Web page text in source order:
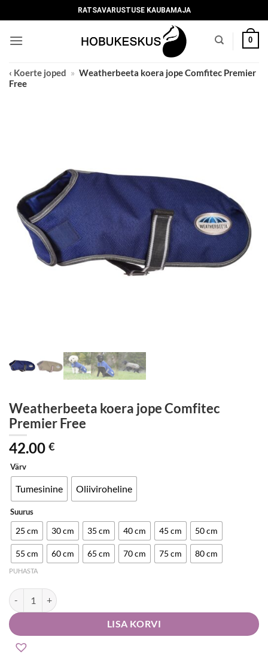
to
content
RATSAVARUSTUSE KAUBAMAJA
0
‹ Koerte joped » Weatherbeeta koera jope Comfitec Premier
Free
Weatherbeeta koera jope Comfitec
Premier Free
42.00 €
Värv
Tumesinine Oliiviroheline
Suurus
25 cm 30 cm 35 cm 40 cm 45 cm 50 cm
55 cm 60 cm 65 cm 70 cm 75 cm 80 cm
PUHASTA
Weatherbeeta koera jope Comfitec Premier Free kogus
LISA KORVI